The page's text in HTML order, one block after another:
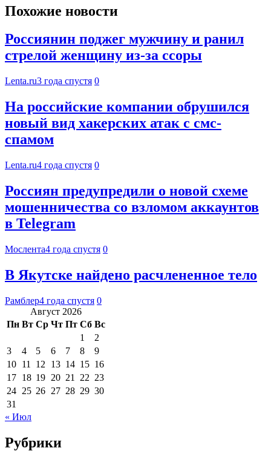
Похожие новости
Россиянин поджег мужчину и ранил
стрелой женщину из-за ссоры
Lenta.ru3 года спустя 0
На российские компании обрушился
новый вид хакерских атак с смс-
спамом
Lenta.ru4 года спустя 0
Россиян предупредили о новой схеме
мошенничества со взломом аккаунтов
в Telegram
Мослента4 года спустя 0
В Якутске найдено расчлененное тело
Рамблер4 года спустя 0
Август 2026
Пн Вт Ср Чт Пт Сб Вс
1
2
3
4 5 6 7 8
9
10 11 12 13 14 15 16
17 18 19 20 21 22 23
24 25 26 27 28 29 30
31
« Июл
Рубрики